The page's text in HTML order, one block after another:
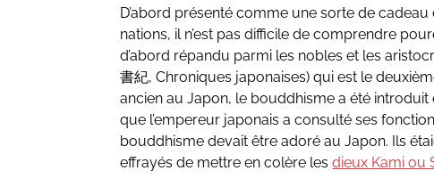
D’abord présenté comme une sorte de
nations, il n’est pas difficile de comprendre
d’abord répandu parmi les nobles et les
書紀, Chroniques japonaises) qui est le
ancien au Japon, le bouddhisme a été introduit
que l’empereur japonais a consulté ses
bouddhisme devait être adoré au Japon. Ils
effrayés de mettre en colère lesdieux Kami ou